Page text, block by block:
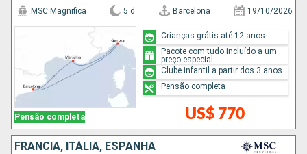
Pensão completa
MSC Magnifica 5 d Barcelona 19/10/2026
US$ 770
Crianças grátis até 12 anos
Pacote com tudo incluído a um
preço especial
Clube infantil a partir dos 3 anos
Pensão completa
FRANCIA, ITÁLIA, ESPANHA